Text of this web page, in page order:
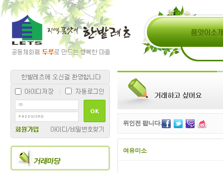
위인전 팝니다.
여유미소